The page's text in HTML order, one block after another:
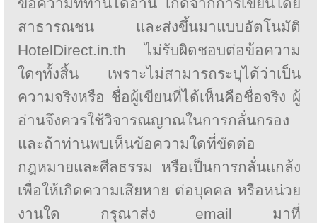
สาธารณชน และส่งขึ้นมาแบบอัตโนมัติ
HotelDirect.in.th ไม่รับผิดชอบต่อข้อความ
ใดๆทั้งสิ้น เพราะไม่สามารถระบุได้ว่าเป็น
ความจริงหรือ ชื่อผู้เขียนที่ได้เห็นคือชื่อจริง ผู้
อ่านจึงควรใช้วิจารณญาณในการกลั่นกรอง
และถ้าท่านพบเห็นข้อความใดที่ขัดต่อ
กฎหมายและศีลธรรม หรือเป็นการกลั่นแกล้ง
เพื่อให้เกิดความเสียหาย ต่อบุคคล หรือหน่วย
งานใด กรุณาส่ง email มาที่